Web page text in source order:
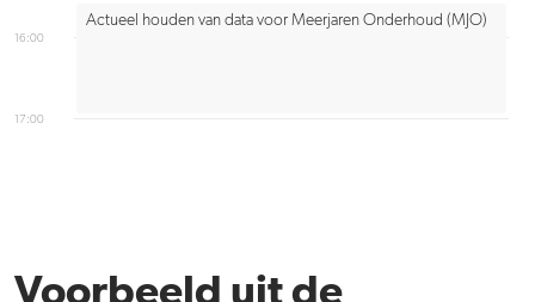
16:00
17:00
Actueel houden van data voor Meerjaren Onderhoud (MJO)